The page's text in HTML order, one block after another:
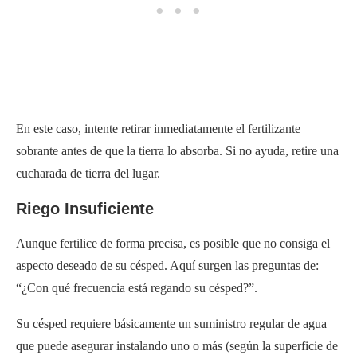
En este caso, intente retirar inmediatamente el fertilizante
sobrante antes de que la tierra lo absorba. Si no ayuda, retire una
cucharada de tierra del lugar.
Riego Insuficiente
Aunque fertilice de forma precisa, es posible que no consiga el
aspecto deseado de su césped. Aquí surgen las preguntas de:
“¿Con qué frecuencia está regando su césped?”.
Su césped requiere básicamente un suministro regular de agua
que puede asegurar instalando uno o más (según la superficie de